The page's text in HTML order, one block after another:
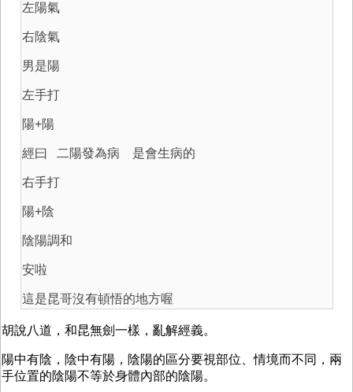
左陽氣
右陰氣
男是陽
左手打
陽+陽
經曰 二陽發為病 是會生病的
右手打
陽+陰
陰陽調和
安啦
這是昆哥沒有頓悟的地方喔
胡說八道，和昆無劍一樣，亂解經義。
陽中有陰，陰中有陽，陰陽的區分要視部位、情境而不同，兩
手位置的陰陽不等於身體內部的陰陽。